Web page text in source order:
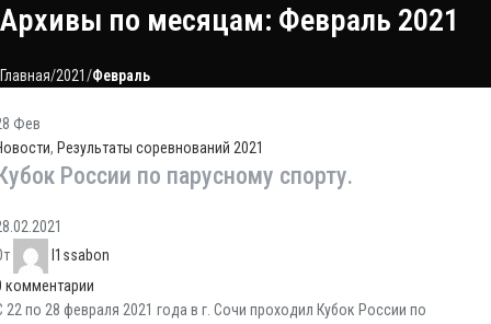
Архивы по месяцам: Февраль 2021
Главная 2021 Февраль
Фев
, Результаты соревнований 2021
России по парусному спорту.
l1ssabon
комментарии
22 по 28 февраля 2021 года в г. Сочи проходил Кубок России по